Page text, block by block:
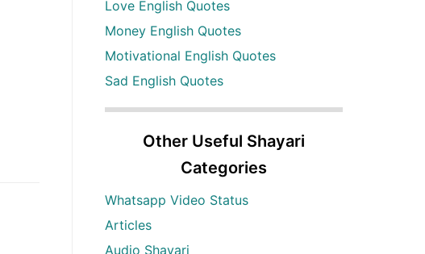
Love English Quotes
Money English Quotes
Motivational English Quotes
Sad English Quotes
Other Useful Shayari
Categories
Whatsapp Video Status
Articles
Audio Shayari